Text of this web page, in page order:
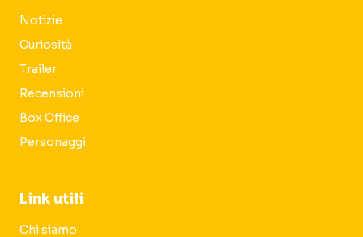
Notizie
Curiosità
Trailer
Recensioni
Box Office
Personaggi
Link utili
Chi siamo